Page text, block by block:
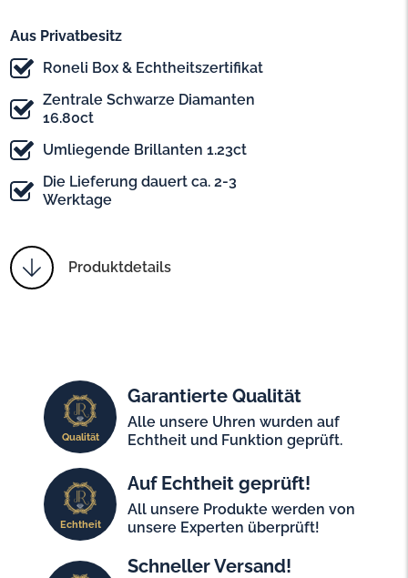
Aus Privatbesitz
Roneli Box & Echtheitszertifikat
Zentrale Schwarze Diamanten
16.80ct
Umliegende Brillanten 1.23ct
Die Lieferung dauert ca. 2-3
Werktage
Produktdetails
Qualität
Garantierte Qualität
Alle unsere Uhren wurden auf
Echtheit und Funktion geprüft.
Echtheit
Auf Echtheit geprüft!
All unsere Produkte werden von
unsere Experten überprüft!
Schneller Versand!